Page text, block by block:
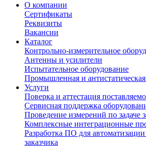
О компании
Сертификаты
Реквизиты
Вакансии
Каталог
Контрольно-измерительное
Антенны и усилители
Испытательное оборудование
Промышленная и
Услуги
Поверка и аттестация
Сервисная поддержка
Проведение измерений по задаче
Комплексные интеграционные
Разработка ПО для
заказчика